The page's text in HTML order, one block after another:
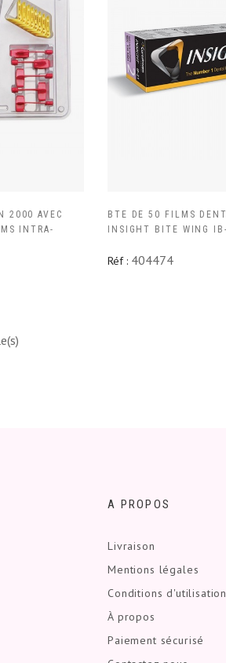
2000 AVEC
INTRA-
BTE DE 50 FILMS
INSIGHT BITE WING
Réf : 404474
A PROPOS
Livraison
Mentions légales
Conditions d'utilisation
À propos
Paiement sécurisé